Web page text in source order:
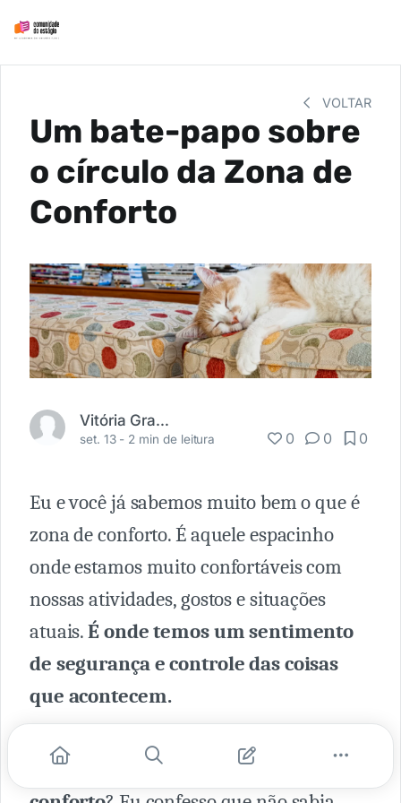
VOLTAR
Um bate-papo sobre
o círculo da Zona de
Conforto
Vitória Gramorelli
set. 13 - 2 min de leitura 0 0 0
Eu e você já sabemos muito bem o que é
zona de conforto. É aquele espacinho
onde estamos muito confortáveis com
nossas atividades, gostos e situações
atuais.É onde temos um sentimento
de segurança e controle das coisas
que acontecem.
três outras zonas além da zona de